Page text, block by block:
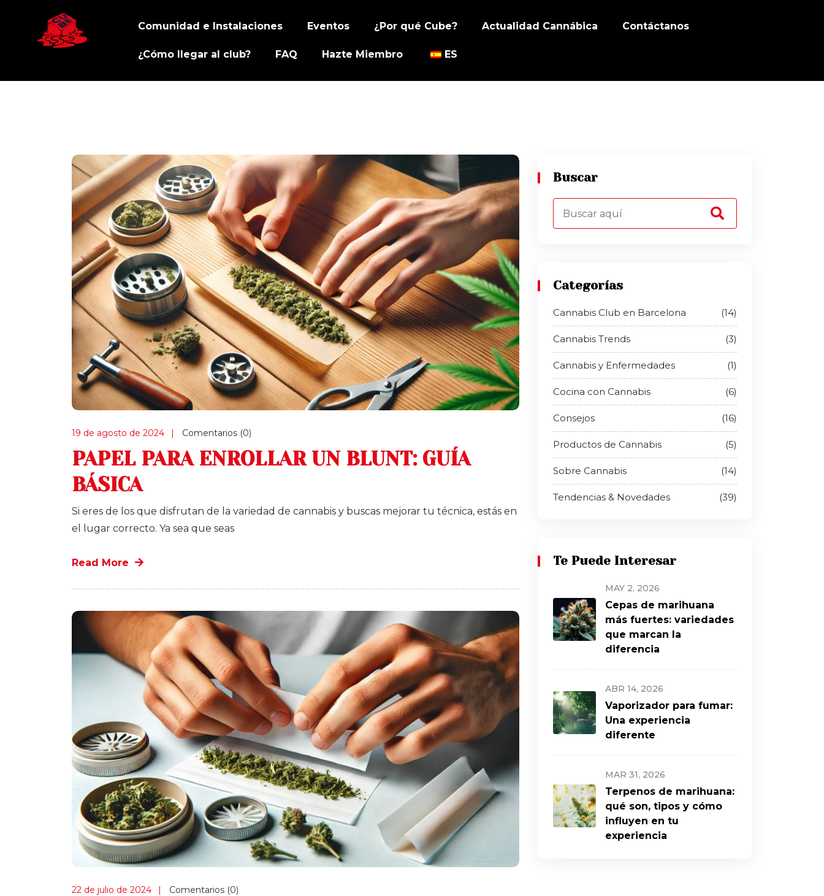
Comunidad e Instalaciones Eventos ¿Por qué Cube? Actualidad Cannábica Contáctanos
¿Cómo llegar al club? FAQ Hazte Miembro ES
19 de agosto de 2024 Comentarios (0)
PAPEL PARA ENROLLAR UN BLUNT: GUÍA
BÁSICA
Si eres de los que disfrutan de la variedad de cannabis y buscas mejorar tu técnica, estás en
el lugar correcto. Ya sea que seas
Read More
22 de julio de 2024 Comentarios (0)
Buscar
Categorías
Cannabis Club en Barcelona (14)
Cannabis Trends (3)
Cannabis y Enfermedades (1)
Cocina con Cannabis (6)
Consejos (16)
Productos de Cannabis (5)
Sobre Cannabis (14)
Tendencias & Novedades (39)
Te Puede Interesar
MAY 2, 2026
Cepas de marihuana
más fuertes: variedades
que marcan la
diferencia
ABR 14, 2026
Vaporizador para fumar:
Una experiencia
diferente
MAR 31, 2026
Terpenos de marihuana:
qué son, tipos y cómo
influyen en tu
experiencia